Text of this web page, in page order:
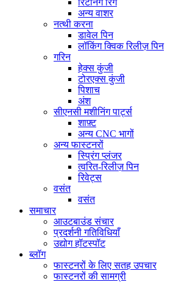
रिटेनिंग रिंग
अन्य वाशर
नत्थी करना
डावेल पिन
लॉकिंग क्विक रिलीज़ पिन
गरिन
हेक्स कुंजी
टोरएक्स कुंजी
पिशाच
अंश
सीएनसी मशीनिंग पार्ट्स
शाफ़्ट
अन्य CNC भागों
अन्य फास्टनरों
स्प्रिंग प्लंजर
त्वरित-रिलीज़ पिन
रिवेट्स
वसंत
वसंत
समाचार
आउटबाउंड संचार
प्रदर्शनी गतिविधियाँ
उद्योग हॉटस्पॉट
ब्लॉग
फास्टनरों के लिए सतह उपचार
फास्टनरों की सामग्री